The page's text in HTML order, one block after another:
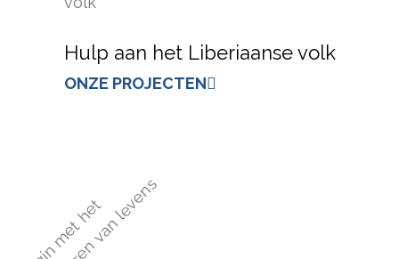
Hulp aan het Liberiaanse volk
ONZE PROJECTEN